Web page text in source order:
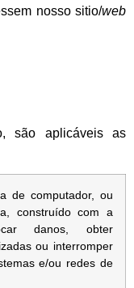
nosso sitio/web
são aplicáveis as
de computador, ou
construído com a
danos, obter
ou interromper
e/ou redes de